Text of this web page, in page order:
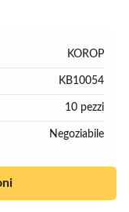
KOROP
KB10054
10 pezzi
Negoziabile